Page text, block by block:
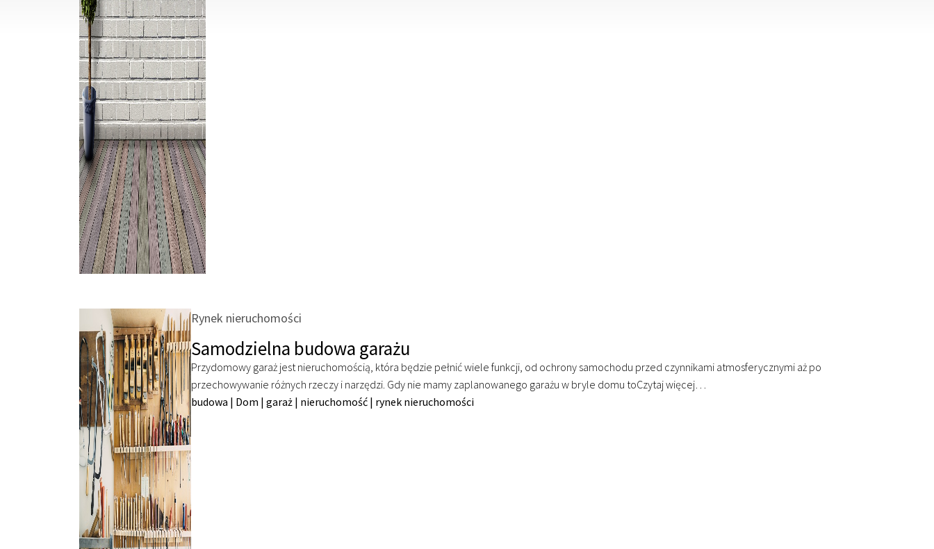
Rynek nieruchomości
Samodzielna budowa garażu
Przydomowy garaż jest nieruchomością, która będzie pełnić wiele funkcji, od ochrony samochodu przed czynnikami atmosferycznymi aż po
przechowywanie różnych rzeczy i narzędzi. Gdy nie mamy zaplanowanego garażu w bryle domu toCzytaj więcej…
budowa | Dom |garaż | nieruchomość | rynek nieruchomości